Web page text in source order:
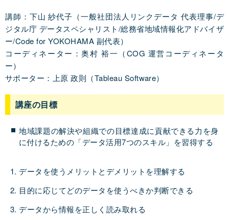
講師：下山 紗代子（一般社団法人リンクデータ 代表理事/デ
ジタル庁 データスペシャリスト/総務省地域情報化アドバイザ
ー/Code for YOKOHAMA 副代表）
コーディネーター：奥村 裕一（COG 運営コーディネータ
ー）
サポーター：上原 政則（Tableau Software）
講座の目標
地域課題の解決や組織での目標達成に貢献できる力を身
に付けるための「データ活用7つのスキル」を習得する
データを使うメリットとデメリットを理解する
目的に応じてどのデータを使うべきか判断できる
データから情報を正しく読み取れる